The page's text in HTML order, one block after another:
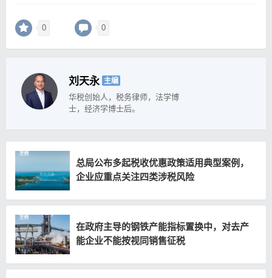
0 0
刘天永 主编
华税创始人，税务律师，法学博
士，经济学博士后。
总局公布多起税收优惠政策适用典型案例，
企业应重点关注四类涉税风险
在政府主导的钢铁产能指标置换中，对去产
能企业不能按视同销售征税